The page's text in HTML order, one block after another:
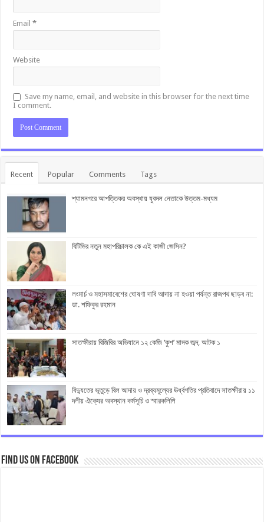
Email*
Website
Save my name, email, and website in this browser for the next time
I comment.
Recent Popular Comments Tags
শ্যামনগরে আপত্তিকর অবস্থায় যুবদল নেতাকে উত্তম-মধ্যম
বিটিভির নতুন মহাপরিচালক কে এই কাজী জেসিন?
লংমার্চ ও মহাসমাবেশের ঘোষণা দাবি আদায় না হওয়া পর্যন্ত রাজপথ ছাড়ব না:
ডা. শফিকুর রহমান
সাতক্ষীরায় বিজিবির অভিযানে ১২ কেজি ‘কুশ’ মাদক জব্দ, আটক ১
বিদ্যুতের ভূতুড়ে বিল আদায় ও দ্রব্যমূল্যের ঊর্ধ্বগতির প্রতিবাদে সাতক্ষীরায় ১১
দলীয় ঐক্যের অবস্থান কর্মসূচি ও স্মারকলিপি
Find us on Facebook